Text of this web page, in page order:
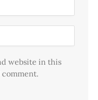
website in this